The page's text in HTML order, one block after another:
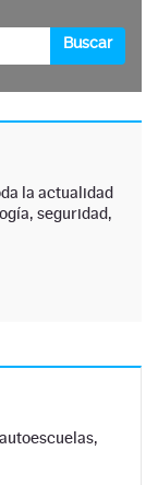
la actualidad
seguridad,